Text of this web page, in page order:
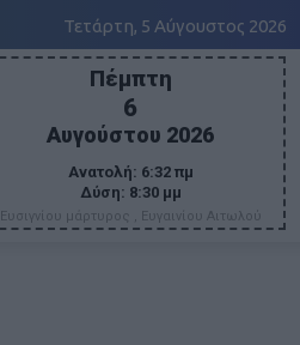
Τετάρτη, 5 Αύγουστος 2026
Πέμπτη
6
Αυγούστου 2026
Ανατολή: 6:32 πμ
Δύση: 8:30 μμ
Ευσιγνίου μάρτυρος , Ευγαινίου Αιτωλού